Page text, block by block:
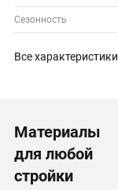
Сезонность
Все характеристики
Материалы
для любой
стройки